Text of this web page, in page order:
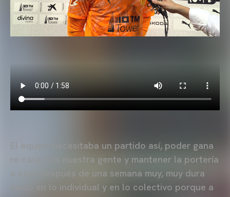
El equipo necesitaba un partido así, poder gana
re casa con nuestra gente y mantener la portería
a cero después de una semana muy, muy dura
tanto en lo individual y en lo colectivo porque a